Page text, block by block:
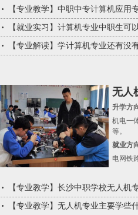
【专业教学】 中职中专计算机应用
【就业实习 】 计算机专业中职生可
【专业解读】 学计算机专业还有没
无人
升学方
机电一
等。
就业方
电网铁
【专业教学】 长沙中职学校无人机
【专业教学】 无人机专业主要学些